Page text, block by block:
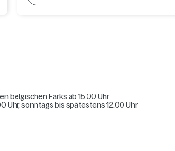
belgischen Parks ab 15.00 Uhr
Uhr, sonntags bis spätestens 12.00 Uhr